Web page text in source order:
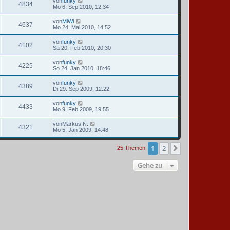
4834
Mo 6. Sep 2010, 12:34
4637 vonMiWi
Mo 24. Mai 2010, 14:52
4102 vonfunky
Sa 20. Feb 2010, 20:30
4225 vonfunky
So 24. Jan 2010, 18:46
4389 vonfunky
Di 29. Sep 2009, 12:22
4433 vonfunky
Mo 9. Feb 2009, 19:55
4321 vonMarkus N.
Mo 5. Jan 2009, 14:48
25 Themen 1 2
Gehe zu